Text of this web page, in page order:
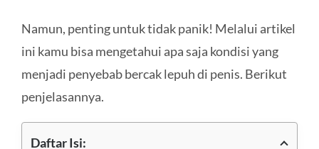
Namun, penting untuk tidak panik! Melalui artikel
ini kamu bisa mengetahui apa saja kondisi yang
menjadi penyebab bercak lepuh di penis. Berikut
penjelasannya.
Daftar Isi: